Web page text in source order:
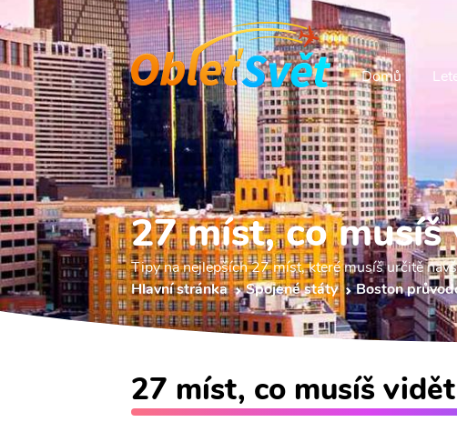
Domů
27 míst, co
Tipy na nejlepších 27 míst, které musíš určitě
Hlavní stránka
Spojené státy Boston
27 míst, co musíš